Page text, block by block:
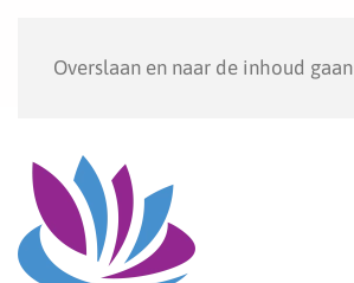
Overslaan en naar de inhoud gaan